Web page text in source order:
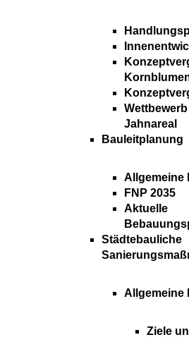
Jahnareal
Bauleitplanung
Allgemeine
FNP 2035
Aktuelle
Städtebauliche
Allgemeine
Ziele